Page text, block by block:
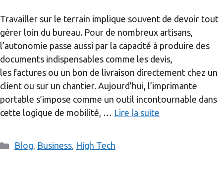
Travailler sur le terrain implique souvent de devoir tout
gérer loin du bureau. Pour de nombreux artisans,
l’autonomie passe aussi par la capacité à produire des
documents indispensables comme les devis,
les factures ou un bon de livraison directement chez un
client ou sur un chantier. Aujourd’hui, l’imprimante
portable s’impose comme un outil incontournable dans
cette logique de mobilité, … Lire la suite
Catégories
Blog, Business, High Tech